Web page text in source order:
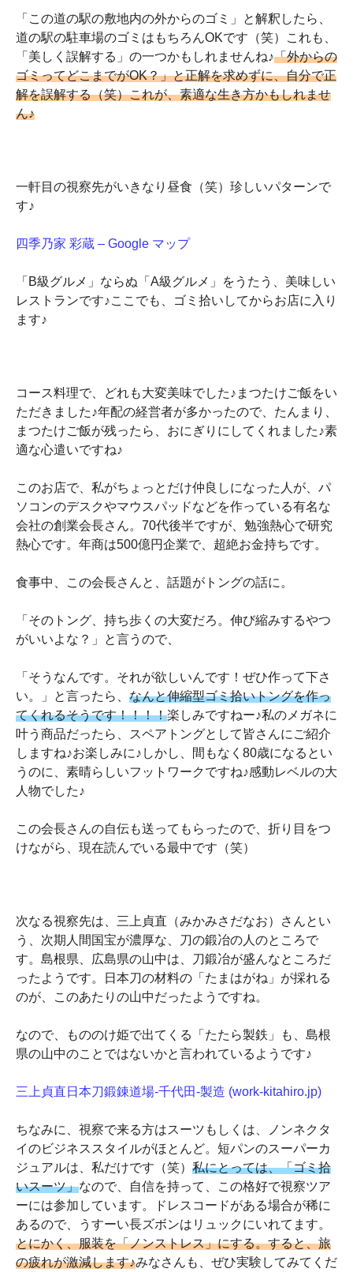
「この道の駅の敷地内の外からのゴミ」と解釈したら、
道の駅の駐車場のゴミはもちろんOKです（笑）これも、
「美しく誤解する」の一つかもしれませんね♪「外からの
ゴミってどこまでがOK？」と正解を求めずに、自分で正
解を誤解する（笑）これが、素適な生き方かもしれませ
ん♪
一軒目の視察先がいきなり昼食（笑）珍しいパターンで
す♪
四季乃家 彩蔵 – Google マップ
「B級グルメ」ならぬ「A級グルメ」をうたう、美味しい
レストランです♪ここでも、ゴミ拾いしてからお店に入り
ます♪
コース料理で、どれも大変美味でした♪まつたけご飯をい
ただきました♪年配の経営者が多かったので、たんまり、
まつたけご飯が残ったら、おにぎりにしてくれました♪素
適な心遣いですね♪
このお店で、私がちょっとだけ仲良しになった人が、パ
ソコンのデスクやマウスパッドなどを作っている有名な
会社の創業会長さん。70代後半ですが、勉強熱心で研究
熱心です。年商は500億円企業で、超絶お金持ちです。
食事中、この会長さんと、話題がトングの話に。
「そのトング、持ち歩くの大変だろ。伸び縮みするやつ
がいいよな？」と言うので、
「そうなんです。それが欲しいんです！ぜひ作って下さ
い。」と言ったら、 なんと伸縮型ゴミ拾いトングを作っ
てくれるそうです！！！！楽しみですねー♪私のメガネに
叶う商品だったら、スペアトングとして皆さんにご紹介
しますね♪お楽しみに♪しかし、間もなく80歳になるとい
うのに、素晴らしいフットワークですね♪感動レベルの大
人物でした♪
この会長さんの自伝も送ってもらったので、折り目をつ
けながら、現在読んでいる最中です（笑）
次なる視察先は、三上貞直（みかみさだなお）さんとい
う、次期人間国宝が濃厚な、刀の鍛冶の人のところで
す。島根県、広島県の山中は、刀鍛冶が盛んなところだ
ったようです。日本刀の材料の「たまはがね」が採れる
のが、このあたりの山中だったようですね。
なので、もののけ姫で出てくる「たたら製鉄」も、島根
県の山中のことではないかと言われているようです♪
三上貞直日本刀鍛錬道場-千代田-製造 (work-kitahiro.jp)
ちなみに、視察で来る方はスーツもしくは、ノンネクタ
イのビジネススタイルがほとんど。短パンのスーパーカ
ジュアルは、私だけです（笑） 私にとっては、「ゴミ拾
いスーツ」なので、自信を持って、この格好で視察ツア
ーには参加しています。ドレスコードがある場合が稀に
あるので、うすーい長ズボンはリュックにいれてます。
とにかく、服装を「ノンストレス」にする。すると、旅
の疲れが激減します♪みなさんも、ぜひ実験してみてくだ